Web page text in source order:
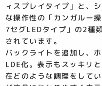
ィスプレイタイプ」と、
な操作性の「カンガルー
7セグLEDタイプ」の2種
されています。
バックライトを追加し、
LDE化。表示もスッキリ
在どのような調理をして